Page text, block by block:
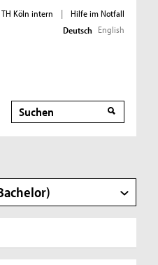
TH Köln intern |
Hilfe im Notfall
Deutsch English
Suche